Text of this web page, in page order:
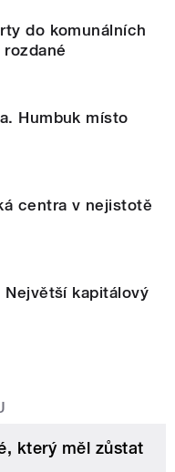
do komunálních
Humbuk místo
centra v nejistotě
Největší kapitálový
který měl zůstat